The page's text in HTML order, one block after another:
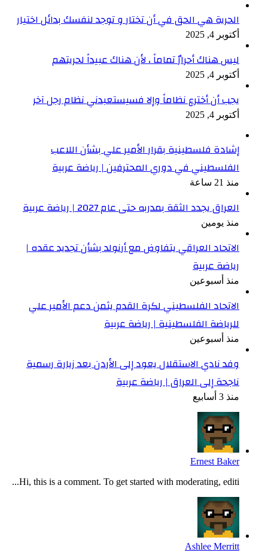
الحرية هي الحق في أن تختار و توجد لنفسك بدائل اختيار
أكتوبر 4, 2025
ليس هناك أحرارٌ تماماً ، لأن هناك عبيداً لحريتهم
أكتوبر 4, 2025
يجب أن أخترع نظاماً وإلا فسيستعبدني نظام رجل آخر
أكتوبر 4, 2025
إشادة فلسطينية بقرار الأمير علي بشأن اللاعب
الفلسطيني في دوري المحترفين | رياضة عربية
منذ 21 ساعة
العراق يجدد الثقة بمدربه حتى عام 2027 | رياضة عربية
منذ يومين
الاتحاد العراقي يتفاوض مع أرنولد بشأن تجديد عقده |
رياضة عربية
منذ أسبوعين
الاتحاد الفلسطيني لكرة القدم يثمن دعم الأمير علي
للرياضة الفلسطينية | رياضة عربية
منذ أسبوعين
وفد نادي الاستقلال يعود إلى الأردن بعد زيارة رسمية
ناجحة إلى العراق | رياضة عربية
منذ 3 أسابيع
Ernest Baker
Hi, this is a comment. To get started with moderating, editi...
Ashlee Merritt